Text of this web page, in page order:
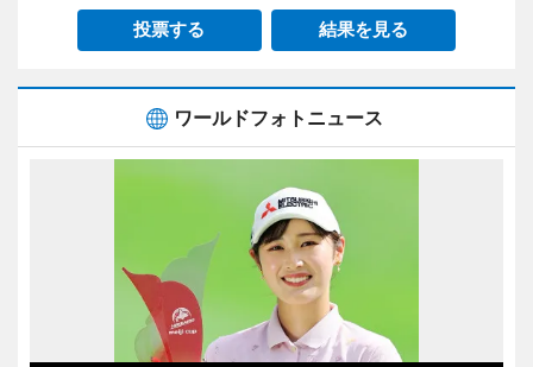
投票する 結果を見る
ワールドフォトニュース